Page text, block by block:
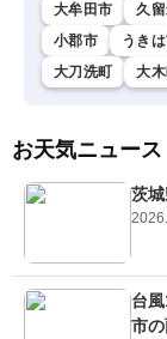
大牟田市 久
小郡市
うき
大刀洗町
大
お天気ニュース
茨
台
市